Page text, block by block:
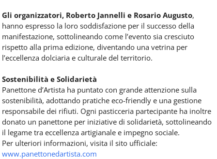
Gli organizzatori, Roberto Jannelli e Rosario Augusto,
hanno espresso la loro soddisfazione per il successo della
manifestazione, sottolineando come l’evento sia cresciuto
rispetto alla prima edizione, diventando una vetrina per
l’eccellenza dolciaria e culturale del territorio.
Sostenibilità e Solidarietà
Panettone d’Artista ha puntato con grande attenzione sulla
sostenibilità, adottando pratiche eco-friendly e una gestione
responsabile dei rifiuti. Ogni pasticceria partecipante ha inoltre
donato un panettone per iniziative di solidarietà, sottolineando
il legame tra eccellenza artigianale e impegno sociale.
Per ulteriori informazioni, visita il sito ufficiale:
www.panettonedartista.com